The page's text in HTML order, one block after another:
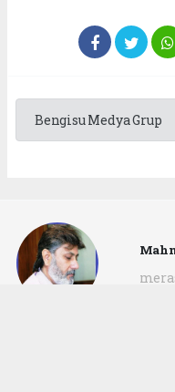
Bengisu Medya Grup